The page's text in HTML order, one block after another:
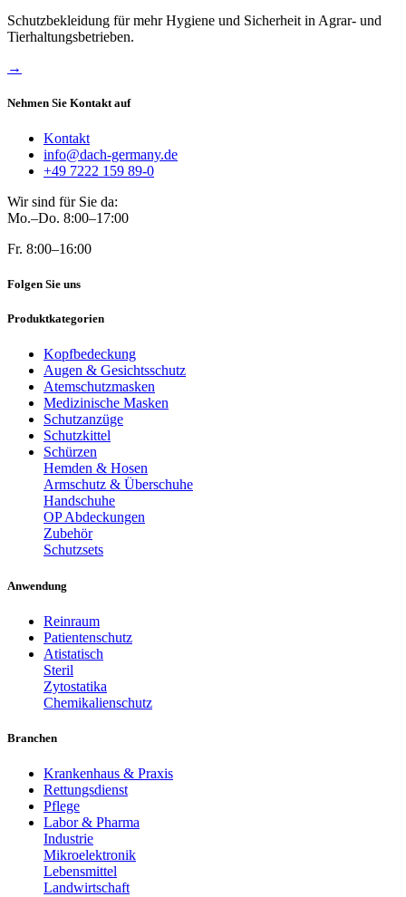
Schutzbekleidung für mehr Hygiene und Sicherheit in Agrar- und
Tierhaltungsbetrieben.
→
Nehmen Sie Kontakt auf
Kontakt
info@dach-germany.de
+49 7222 159 89-0
Wir sind für Sie da:
Mo.–Do. 8:00–17:00
Fr. 8:00–16:00
Folgen Sie uns
Produktkategorien
Kopfbedeckung
Augen & Gesichtsschutz
Atemschutzmasken
Medizinische Masken
Schutzanzüge
Schutzkittel
Schürzen
Hemden & Hosen
Armschutz & Überschuhe
Handschuhe
OP Abdeckungen
Zubehör
Schutzsets
Anwendung
Reinraum
Patientenschutz
Atistatisch
Steril
Zytostatika
Chemikalienschutz
Branchen
Krankenhaus & Praxis
Rettungsdienst
Pflege
Labor & Pharma
Industrie
Mikroelektronik
Lebensmittel
Landwirtschaft